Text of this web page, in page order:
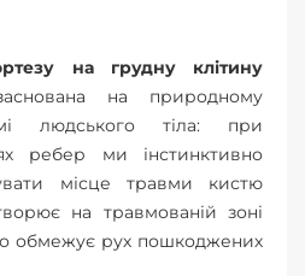
на грудну клітину
на природному
людського тіла: при
ребер ми інстинктивно
місце травми кистю
на травмованій зоні
обмежує рух пошкоджених